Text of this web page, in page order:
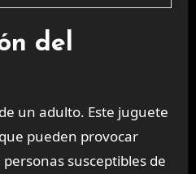
del
un adulto. Este juguete
pueden provocar
susceptibles de